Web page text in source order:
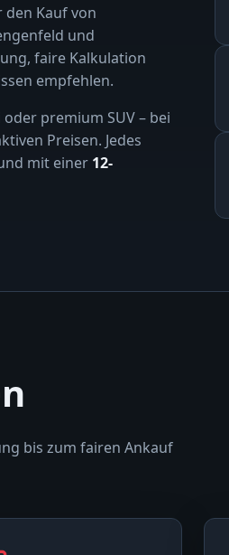
Kauf von
und
faire Kalkulation
empfehlen.
premium SUV – bei
Preisen. Jedes
mit einer 12-
bis zum fairen Ankauf